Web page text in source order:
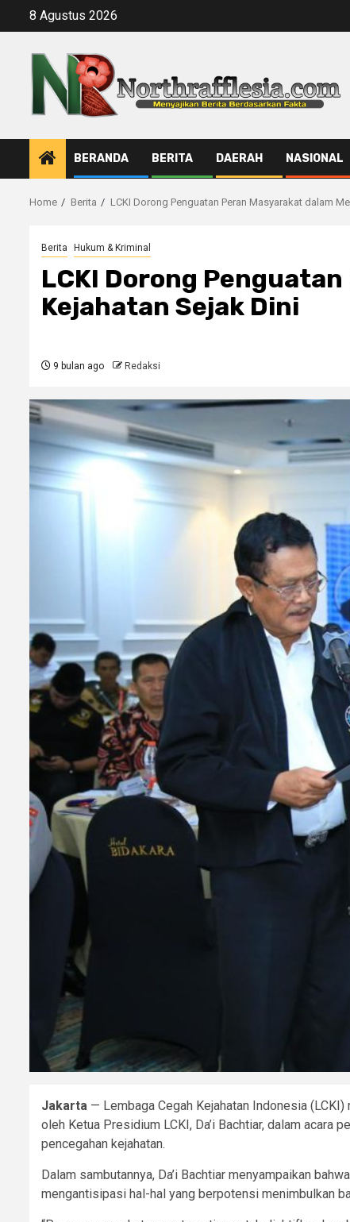
8 Agustus 2026
BERANDA BERITA DAERAH NASIONAL
Home Berita LCKI Dorong Penguatan Peran Masyarakat dalam
Berita Hukum & Kriminal
LCKI Dorong
Kejahatan Sejak Dini
9 bulan ago Redaksi
Jakarta — Lembaga Cegah Kejahatan Indonesia
oleh Ketua Presidium LCKI, Da’i Bachtiar, dalam acara
pencegahan kejahatan.
Dalam sambutannya, Da’i Bachtiar menyampaikan
mengantisipasi hal-hal yang berpotensi menimbulkan